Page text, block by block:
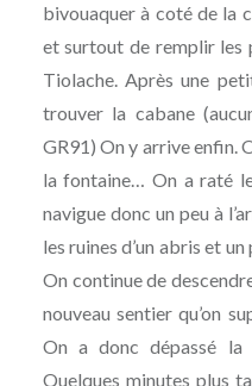
bivouaquer à coté de la
et surtout de remplir les
Tiolache. Après une
trouver la cabane
GR91) On y arrive enfin.
la fontaine… On a raté
navigue donc un peu à
les ruines d’un abris et
On continue de
nouveau sentier qu’on
On a donc dépassé
Quelques minutes plus